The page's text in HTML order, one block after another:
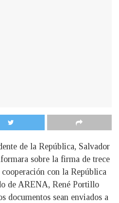
de la República, Salvador
sobre la firma de trece
con la República
de ARENA, René Portillo
documentos sean enviados a